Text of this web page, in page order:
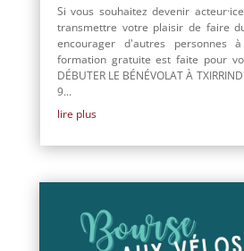
Si vous souhaitez devenir
transmettre votre plaisir de faire
encourager d'autres personnes
formation gratuite est faite pour
DÉBUTER LE BÉNÉVOLAT À
9...
lire plus